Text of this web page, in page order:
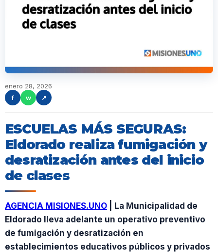
enero 28, 2026
f
w ↗
ESCUELAS MÁS SEGURAS:
Eldorado realiza fumigación y
desratización antes del inicio
de clases
AGENCIA MISIONES.UNO | La Municipalidad de
Eldorado lleva adelante un operativo preventivo
de fumigación y desratización en
establecimientos educativos públicos y privados